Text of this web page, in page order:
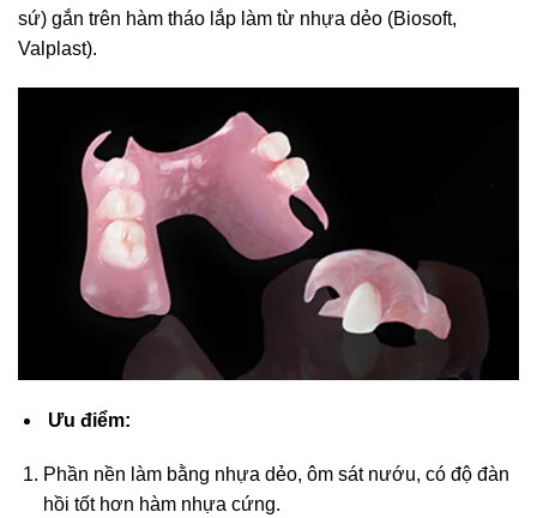
sứ) gắn trên hàm tháo lắp làm từ nhựa dẻo (Biosoft,
Valplast).
Ưu điểm:
Phần nền làm bằng nhựa dẻo, ôm sát nướu, có độ đàn
hồi tốt hơn hàm nhựa cứng.